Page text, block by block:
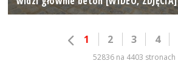
1 2 3 4
52836 na 4403 stronach